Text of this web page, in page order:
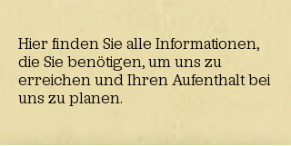
Hier finden Sie alle Informationen,
die Sie benötigen, um uns zu
erreichen und Ihren Aufenthalt bei
uns zu planen.